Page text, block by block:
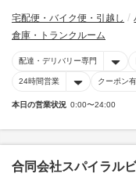
宅配便・バイク便・引越し
倉庫・トランクルーム
配達・デリバリー専門
24時間営業 クーポン有
本日の営業状況 0:00〜24:00
合同会社スパイラル